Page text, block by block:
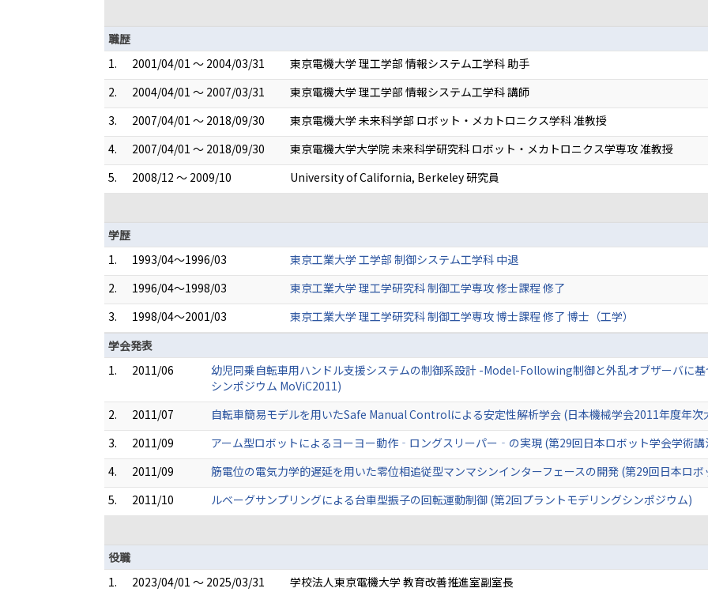
職歴
1.
2001/04/01 ～ 2004/03/31
東京電機大学 理工学部 情報システム工学科 助手
2.
2004/04/01 ～ 2007/03/31
東京電機大学 理工学部 情報システム工学科 講師
3.
2007/04/01 ～ 2018/09/30
東京電機大学 未来科学部 ロボット・メカトロニクス学科 准教授
4.
2007/04/01 ～ 2018/09/30
東京電機大学大学院 未来科学研究科 ロボット・メカトロニクス学専攻 准教授
5.
2008/12 ～ 2009/10
University of California, Berkeley 研究員
学歴
1.
1993/04～1996/03
東京工業大学 工学部 制御システム工学科 中退
2.
1996/04～1998/03
東京工業大学 理工学研究科 制御工学専攻 修士課程 修了
3.
1998/04～2001/03
東京工業大学 理工学研究科 制御工学専攻 博士課程 修了 博士（工学）
学会発表
1.
2011/06
幼児同乗自転車用ハンドル支援システムの制御系設計 -Model-Following制御と外乱オブザーバに基
シンポジウム MoViC2011)
2.
2011/07
自転車簡易モデルを用いたSafe Manual Controlによる安定性解析学会 (日本機械学会2011年度年次
3.
2011/09
アーム型ロボットによるヨーヨー動作‐ロングスリーパー‐の実現 (第29回日本ロボット学会学術講
4.
2011/09
筋電位の電気力学的遅延を用いた零位相追従型マンマシンインターフェースの開発 (第29回日本ロ
5.
2011/10
ルベーグサンプリングによる台車型振子の回転運動制御 (第2回プラントモデリングシンポジウム)
役職
1.
2023/04/01 ～ 2025/03/31
学校法人東京電機大学 教育改善推進室副室長